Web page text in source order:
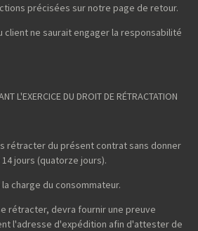
précisées sur notre page de retour.
client ne saurait engager la responsabilité
L'EXERCICE DU DROIT DE RÉTRACTATION
rétracter du présent contrat sans donner
jours (quatorze jours).
charge du consommateur.
rétracter, devra fournir une preuve
l'adresse d'expédition afin d'attester de